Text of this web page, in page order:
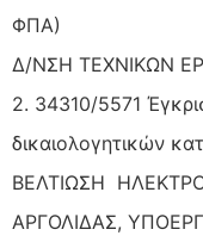
ΦΠΑ)
Δ/ΝΣΗ ΤΕΧΝΙΚΩΝ
2. 34310/5571
δικαιολογητικών
ΒΕΛΤΙΩΣΗ
ΑΡΓΟΛΙΔΑΣ,